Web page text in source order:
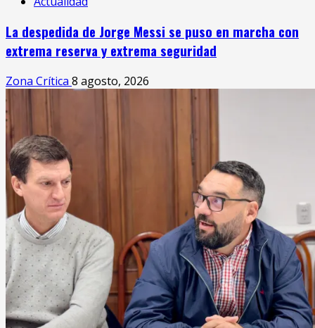
La despedida de Jorge Messi se puso en marcha con
extrema reserva y extrema seguridad
Zona Crítica 8 agosto, 2026